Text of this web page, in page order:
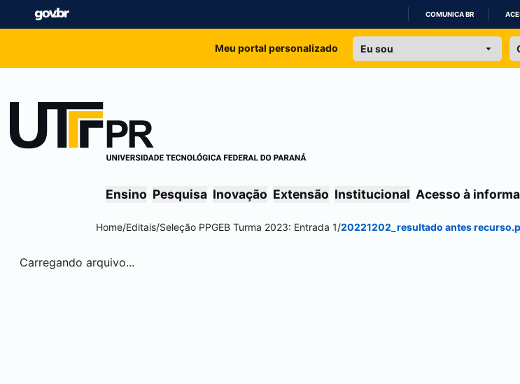
IR
COMUNICA BR
Meu portal personalizado
Ensino Pesquisa Inovação Extensão Institucional Acesso à
Home/Editais/Seleção PPGEB Turma 2023: Entrada 1/20221202_resultado antes
Carregando arquivo...